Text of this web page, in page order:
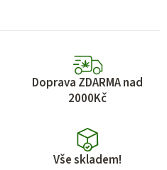
Doprava ZDARMA nad
2000Kč
Vše skladem!